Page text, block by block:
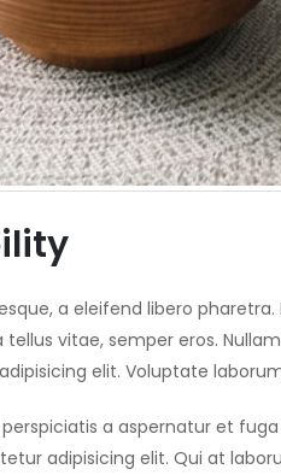
a eleifend libero
vitae, semper eros.
elit. Voluptate
a aspernatur et
adipisicing elit. Qui at